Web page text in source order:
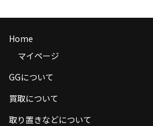
商品の発送
お支払い方法
Home
マイページ
GGについて
買取について
取り置きなどについて